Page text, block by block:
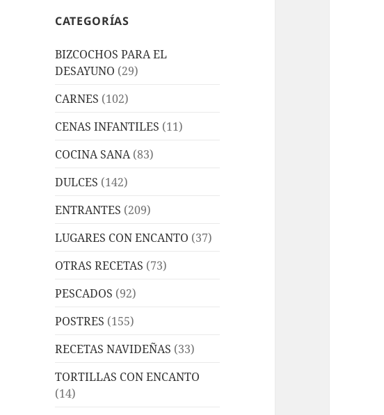
CATEGORÍAS
BIZCOCHOS PARA EL
DESAYUNO (29)
CARNES (102)
CENAS INFANTILES (11)
COCINA SANA(83)
DULCES (142)
ENTRANTES (209)
LUGARES CON ENCANTO (37)
OTRAS RECETAS (73)
PESCADOS (92)
POSTRES (155)
RECETAS NAVIDEÑAS (33)
TORTILLAS CON ENCANTO
(14)